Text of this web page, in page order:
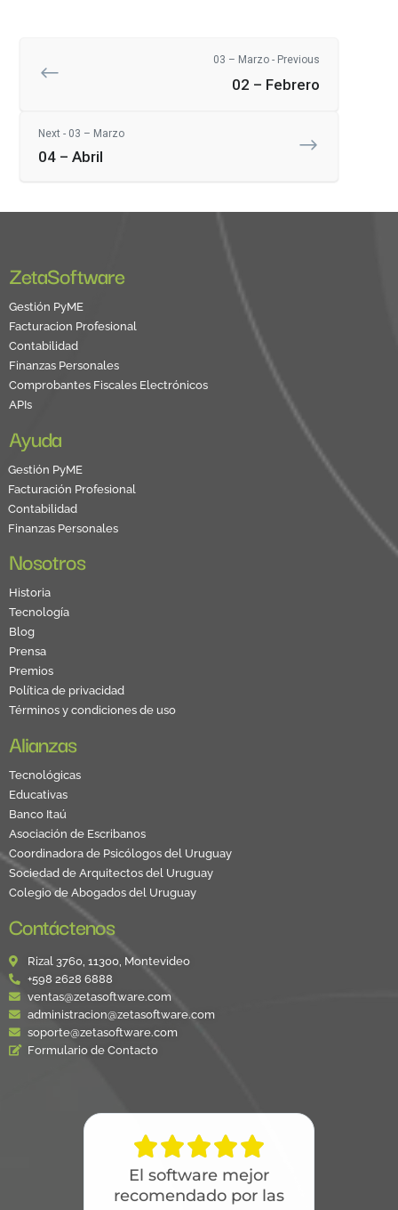
03 – Marzo - Previous
02 – Febrero
Next - 03 – Marzo
04 – Abril
ZetaSoftware
Gestión PyME
Facturacion Profesional
Contabilidad
Finanzas Personales
Comprobantes Fiscales Electrónicos
APIs
Ayuda
Gestión PyME
Facturación Profesional
Contabilidad
Finanzas Personales
Nosotros
Historia
Tecnología
Blog
Prensa
Premios
Política de privacidad
Términos y condiciones de uso
Alianzas
Tecnológicas
Educativas
Banco Itaú
Asociación de Escribanos
Coordinadora de Psicólogos del Uruguay
Sociedad de Arquitectos del Uruguay
Colegio de Abogados del Uruguay
Contáctenos
Rizal 3760, 11300, Montevideo
+598 2628 6888
ventas@zetasoftware.com
administracion@zetasoftware.com
soporte@zetasoftware.com
Formulario de Contacto

El software mejor
recomendado por las